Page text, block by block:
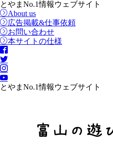
とやまNo.1情報ウェブサイト
About us
広告掲載&仕事依頼
お問い合わせ
本サイトの仕様
とやまNo.1情報ウェブサイト